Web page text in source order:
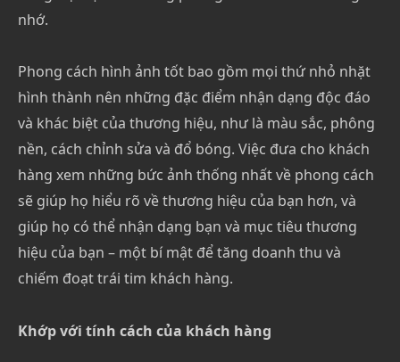
nhớ.
Phong cách hình ảnh tốt bao gồm mọi thứ nhỏ nhặt
hình thành nên những đặc điểm nhận dạng độc đáo
và khác biệt của thương hiệu, như là màu sắc, phông
nền, cách chỉnh sửa và đổ bóng. Việc đưa cho khách
hàng xem những bức ảnh thống nhất về phong cách
sẽ giúp họ hiểu rõ về thương hiệu của bạn hơn, và
giúp họ có thể nhận dạng bạn và mục tiêu thương
hiệu của bạn – một bí mật để tăng doanh thu và
chiếm đoạt trái tim khách hàng.
Khớp với tính cách của khách hàng